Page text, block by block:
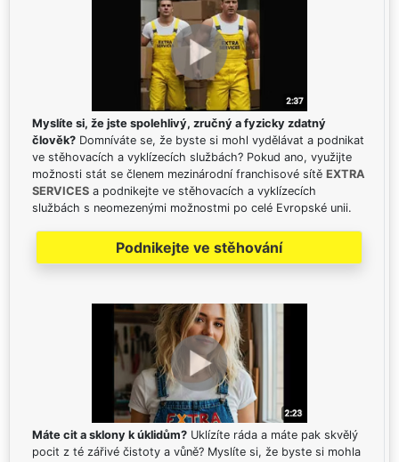
Myslíte si, že jste spolehlivý, zručný a fyzicky zdatný
člověk? Domníváte se, že byste si mohl vydělávat a podnikat
ve stěhovacích a vyklízecích službách? Pokud ano, využijte
možnosti stát se členem mezinárodní franchisové sítě EXTRA
SERVICES a podnikejte ve stěhovacích a vyklízecích
službách s neomezenými možnostmi po celé Evropské unii.
Podnikejte ve stěhování
Máte cit a sklony k úklidům? Uklízíte ráda a máte pak skvělý
pocit z té zářivé čistoty a vůně? Myslíte si, že byste si mohla